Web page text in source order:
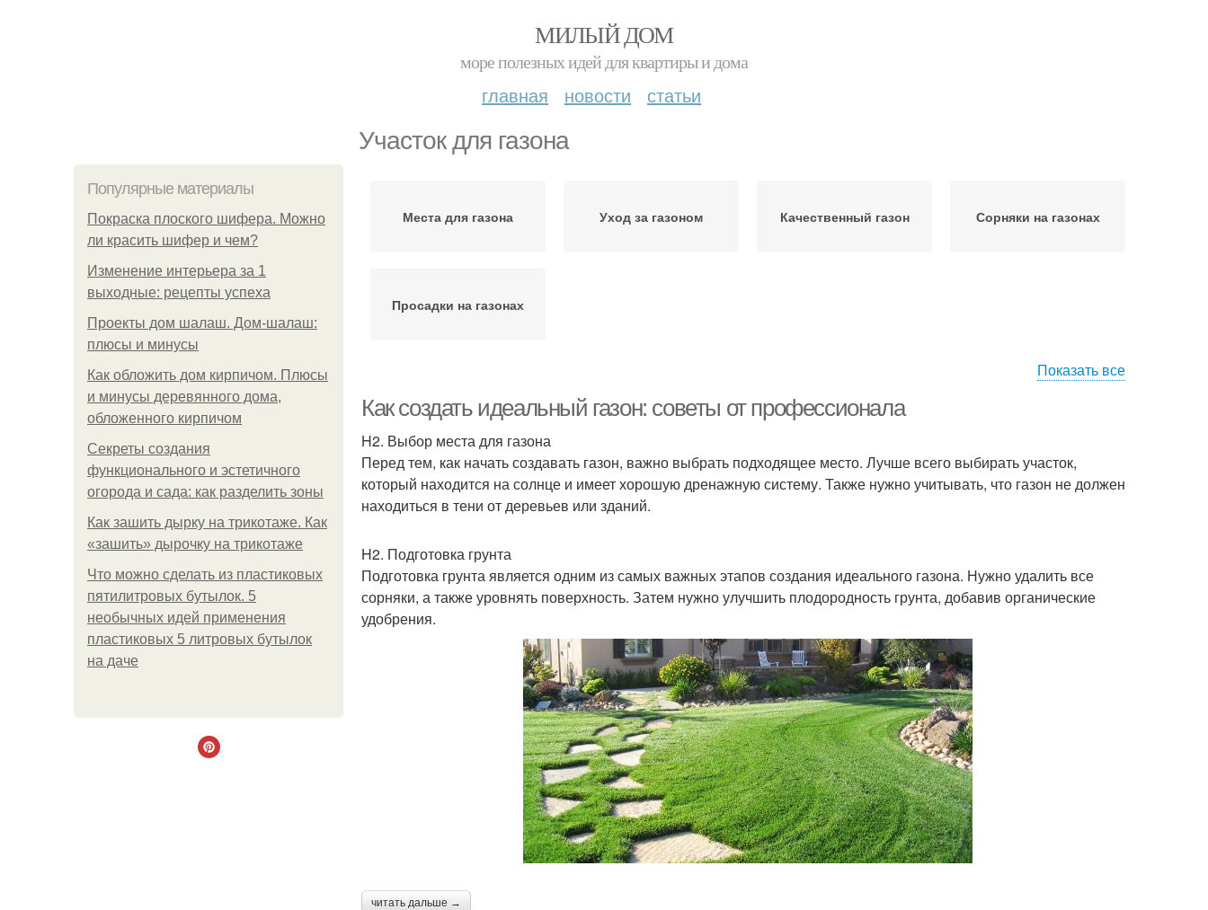
МИЛЫЙ ДОМ
море полезных идей для квартиры и дома
главная новости статьи
Участок для газона
Популярные материалы
Покраска плоского шифера. Можно
ли красить шифер и чем?
Изменение интерьера за 1
выходные: рецепты успеха
Проекты дом шалаш. Дом-шалаш:
плюсы и минусы
Как обложить дом кирпичом. Плюсы
и минусы деревянного дома,
обложенного кирпичом
Секреты создания
функционального и эстетичного
огорода и сада: как разделить зоны
Как зашить дырку на трикотаже. Как
«зашить» дырочку на трикотаже
Что можно сделать из пластиковых
пятилитровых бутылок. 5
необычных идей применения
пластиковых 5 литровых бутылок
на даче
Места для газона Уход за газоном Качественный газон Сорняки на газонах
Просадки на газонах
Показать все
Как создать идеальный газон: советы от профессионала
H2. Выбор места для газона
Перед тем, как начать создавать газон, важно выбрать подходящее место. Лучше всего выбирать участок,
который находится на солнце и имеет хорошую дренажную систему. Также нужно учитывать, что газон не должен
находиться в тени от деревьев или зданий.
H2. Подготовка грунта
Подготовка грунта является одним из самых важных этапов создания идеального газона. Нужно удалить все
сорняки, а также уровнять поверхность. Затем нужно улучшить плодородность грунта, добавив органические
удобрения.
читать дальше →